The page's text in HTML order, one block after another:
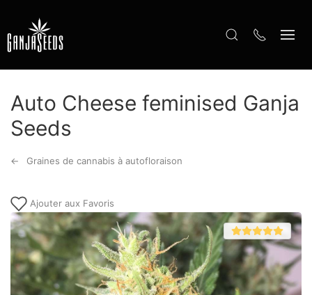
Auto Cheese feminised Ganja
Seeds
Graines de cannabis à autofloraison
Ajouter aux Favoris